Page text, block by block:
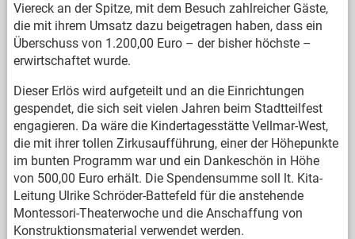
Viereck an der Spitze, mit dem Besuch zahlreicher Gäste,
die mit ihrem Umsatz dazu beigetragen haben, dass ein
Überschuss von 1.200,00 Euro – der bisher höchste –
erwirtschaftet wurde.
Dieser Erlös wird aufgeteilt und an die Einrichtungen
gespendet, die sich seit vielen Jahren beim Stadtteilfest
engagieren. Da wäre die Kindertagesstätte Vellmar-West,
die mit ihrer tollen Zirkusaufführung, einer der Höhepunkte
im bunten Programm war und ein Dankeschön in Höhe
von 500,00 Euro erhält. Die Spendensumme soll lt. Kita-
Leitung Ulrike Schröder-Battefeld für die anstehende
Montessori-Theaterwoche und die Anschaffung von
Konstruktionsmaterial verwendet werden.